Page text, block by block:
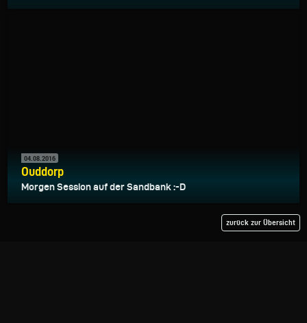
04.08.2016
Ouddorp
Morgen Session auf der Sandbank :-D
zurück zur Übersicht